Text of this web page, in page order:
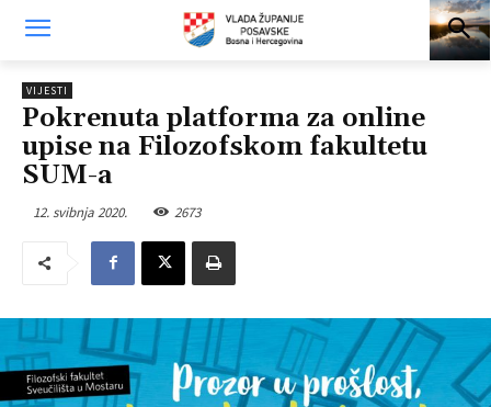
VIJESTI
Pokrenuta platforma za online
upise na Filozofskom fakultetu
SUM-a
12. svibnja 2020. 2673